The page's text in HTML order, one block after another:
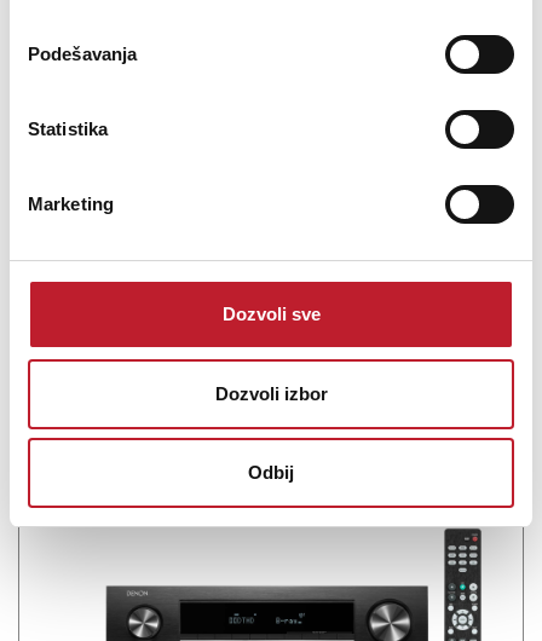
Podešavanja
Statistika
Marketing
Dozvoli sve
Dozvoli izbor
Odbij
-AV Pojačala i Risiveri
1.753,00KM
Onkyo TX-8470 Hi-Fi Network Stereo Receiver seamlessly blends
Na stanju
DODAJ U KORPU